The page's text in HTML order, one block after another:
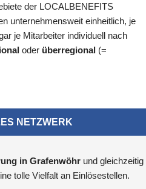
der LOCALBENEFITS
unternehmensweit einheitlich, je
je Mitarbeiter individuell nach
oder überregional (=
NETZWERK
in Grafenwöhr und gleichzeitig
tolle Vielfalt an Einlösestellen.